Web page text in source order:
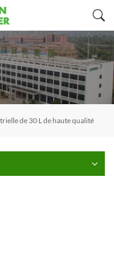
de 30 L de haute qualité